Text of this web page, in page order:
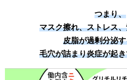
つまり、
マスク擦れ、ストレス
皮脂が過剰分泌
毛穴が詰まり炎症が起